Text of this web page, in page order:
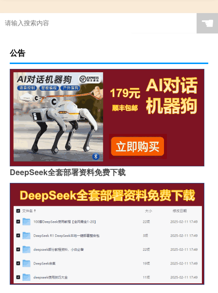
☚
公告
DeepSeek全套部署资料免费下载